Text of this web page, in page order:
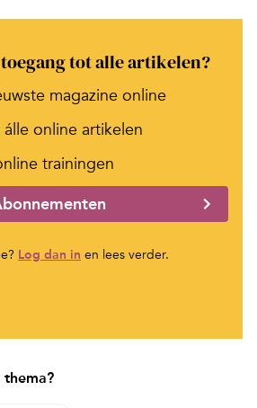
tot alle artikelen?
magazine online
online artikelen
trainingen
Log dan in en lees verder.